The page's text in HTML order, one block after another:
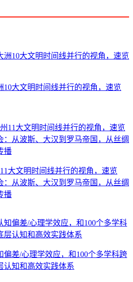
10大文明时间线并行的视角，速览
大文明时间线并行的视角，速览
：从波斯、大汉到罗马帝国，从丝绸
播
偏差/心理学效应，和100个多学科跨
认知和高效实践体系